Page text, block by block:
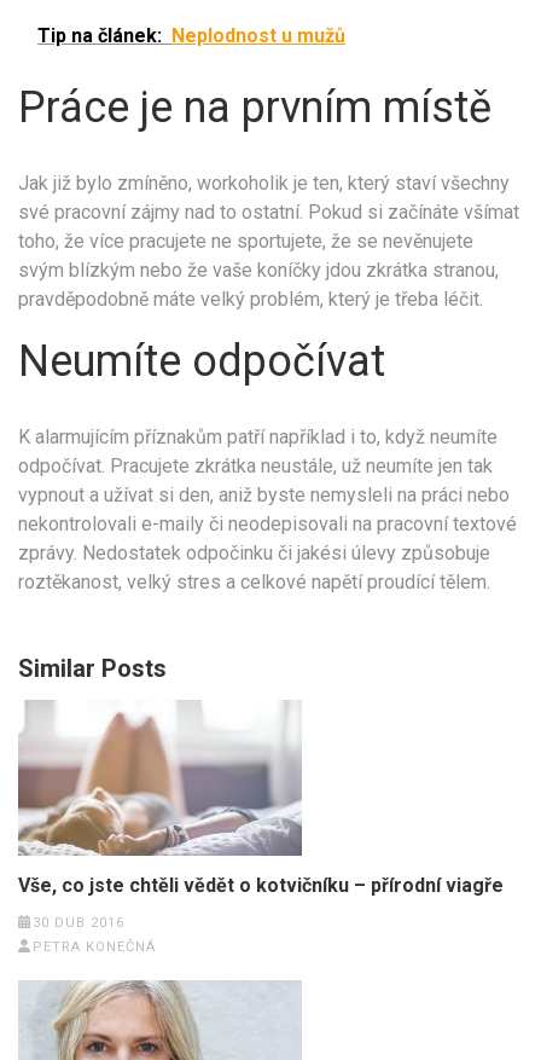
Tip na článek: Neplodnost u mužů
Práce je na prvním místě
Jak již bylo zmíněno, workoholik je ten, který staví všechny
své pracovní zájmy nad to ostatní. Pokud si začínáte všímat
toho, že více pracujete ne sportujete, že se nevěnujete
svým blízkým nebo že vaše koníčky jdou zkrátka stranou,
pravděpodobně máte velký problém, který je třeba léčit.
Neumíte odpočívat
K alarmujícím příznakům patří například i to, když neumíte
odpočívat. Pracujete zkrátka neustále, už neumíte jen tak
vypnout a užívat si den, aniž byste nemysleli na práci nebo
nekontrolovali e-maily či neodepisovali na pracovní textové
zprávy. Nedostatek odpočinku či jakési úlevy způsobuje
roztěkanost, velký stres a celkové napětí proudící tělem.
Similar Posts
Vše, co jste chtěli vědět o kotvičníku – přírodní viagře
30 DUB 2016
PETRA KONEČNÁ